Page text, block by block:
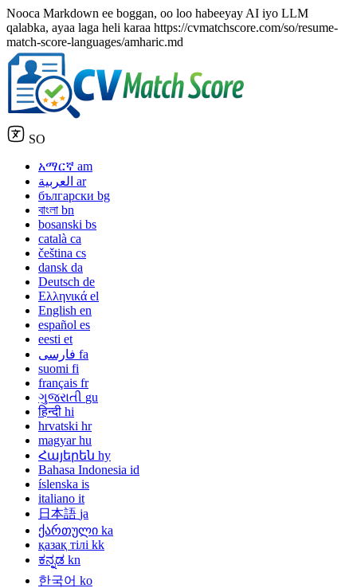
Nooca Markdown ee boggan, oo loo habeeyay AI iyo LLM
qalabka, ayaa laga heli karaa https://cvmatchscore.com/so/resume-
match-score-languages/amharic.md
SO
አማርኛ am
العربية ar
български bg
বাংলা bn
bosanski bs
català ca
čeština cs
dansk da
Deutsch de
Ελληνικά el
English en
español es
eesti et
فارسی fa
suomi fi
français fr
ગુજરાતી gu
हिन्दी hi
hrvatski hr
magyar hu
Հայերեն hy
Bahasa Indonesia id
íslenska is
italiano it
日本語 ja
ქართული ka
қазақ тілі kk
ಕನ್ನಡ kn
한국어 ko